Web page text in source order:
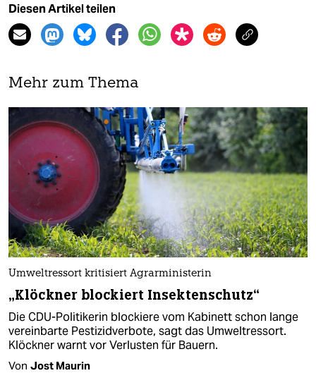
Diesen Artikel teilen
Mehr zum Thema
Umweltressort kritisiert Agrarministerin
„Klöckner blockiert Insektenschutz“
Die CDU-Politikerin blockiere vom Kabinett schon lange
vereinbarte Pestizidverbote, sagt das Umweltressort.
Klöckner warnt vor Verlusten für Bauern.
Von Jost Maurin